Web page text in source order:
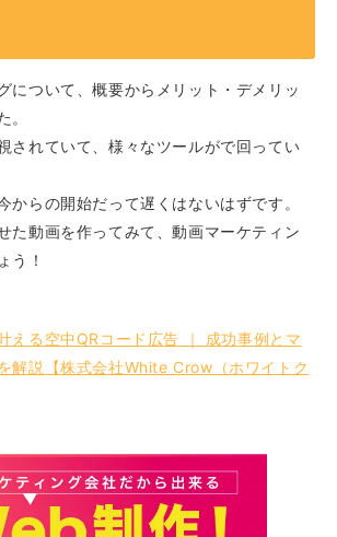
について、概要からメリット・デメリッ
。
されていて、様々なツールがで回ってい
からの開始だって遅くはないはずです。
た動画を作ってみて、動画マーケティン
う！
える空中QRコード広告 ｜ 成功事例とマ
解説【株式会社White Crow（ホワイトク